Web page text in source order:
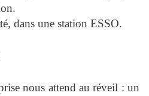
dans une station ESSO.
nous attend au réveil : un